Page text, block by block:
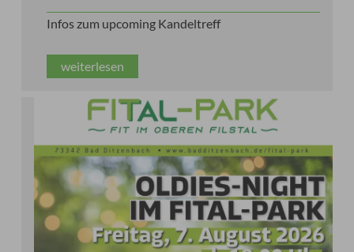
ein!
Infos zum upcoming Kandeltreff
weiterlesen